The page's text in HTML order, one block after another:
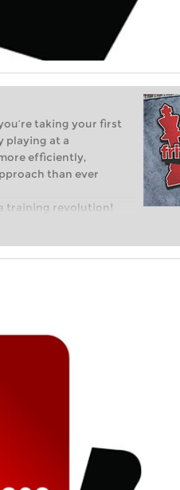
you’re taking your first
playing at a
efficiently,
than ever
a training revolution!
world of club chess,
personalised